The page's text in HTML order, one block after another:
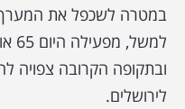
במטרה לשכפל את המערך
לירושלים.